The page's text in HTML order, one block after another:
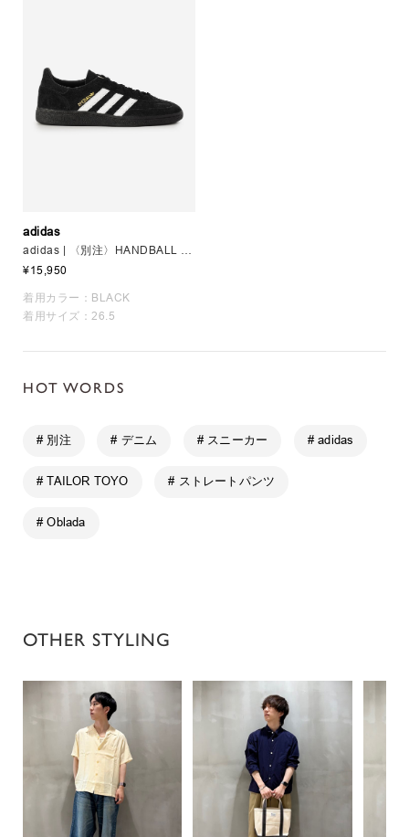
adidas
¥15,950
着用カラー：BLACK
着用サイズ：26.5
HOT WORDS
# 別注 # デニム # スニーカー # adidas
# TAILOR TOYO # ストレートパンツ
# Oblada
OTHER STYLING